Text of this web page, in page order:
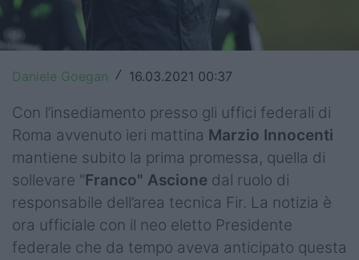
United Rugby Championship
Champions Cup
Challenge Cup
World Rugby
Rugby World Cup
Daniele Goegan / 16.03.2021 00:37
Con l’insediamento presso gli uffici federali di
Roma avvenuto ieri mattina Marzio Innocenti
mantiene subito la prima promessa, quella di
sollevare "Franco" Ascione dal ruolo di
responsabile dell’area tecnica Fir. La notizia è
ora ufficiale con il neo eletto Presidente
federale che da tempo aveva anticipato questa